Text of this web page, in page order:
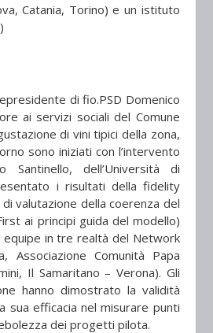
Catania, Torino) e un istituto
di fio.PSD Domenico
ai servizi sociali del Comune
di vini tipici della zona,
sono iniziati con l’intervento
Santinello, dell’Università di
i risultati della fidelity
valutazione della coerenza del
ai principi guida del modello)
in tre realtà del Network
Associazione Comunità Papa
Il Samaritano – Verona). Gli
hanno dimostrato la validità
sua efficacia nel misurare punti
dei progetti pilota.